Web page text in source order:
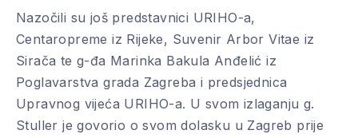
Nazočili su još predstavnici URIHO-a,
Centaropreme iz Rijeke, Suvenir Arbor Vitae iz
Sirača te g-đa Marinka Bakula Anđelić iz
Poglavarstva grada Zagreba i predsjednica
Upravnog vijeća URIHO-a. U svom izlaganju g.
Stuller je govorio o svom dolasku u Zagreb prije